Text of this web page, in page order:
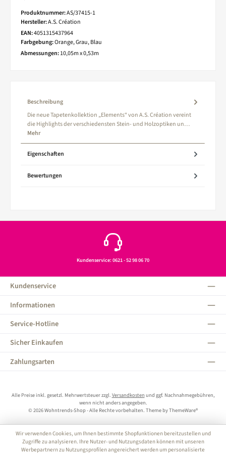
Produktnummer:AS/37415-1
Hersteller:A.S. Création
EAN:4051315437964
Farbgebung:Orange, Grau, Blau
Abmessungen:10,05m x 0,53m
Beschreibung
Die neue Tapetenkollektion „Elements“ von A.S. Création vereint
die Highlights der verschiedensten Stein- und Holzoptiken un…
Mehr
Eigenschaften
Bewertungen
Kundenservice: 0621 - 52 98 06 70
Kundenservice
Informationen
Service-Hotline
Sicher Einkaufen
Zahlungsarten
Alle Preise inkl. gesetzl. Mehrwertsteuer zzgl. Versandkosten und ggf. Nachnahmegebühren,
wenn nicht anders angegeben.
© 2026 Wohntrends-Shop - Alle Rechte vorbehalten. Theme byThemeWare®
Wir verwenden Cookies, um Ihnen bestimmte Shopfunktionen bereitzustellen und
Zugriffe zu analysieren. Ihre Nutzer- und Nutzungsdaten können mit unseren
Werbepartnern zu Nutzungsprofilen angereichert werden um personalisierte